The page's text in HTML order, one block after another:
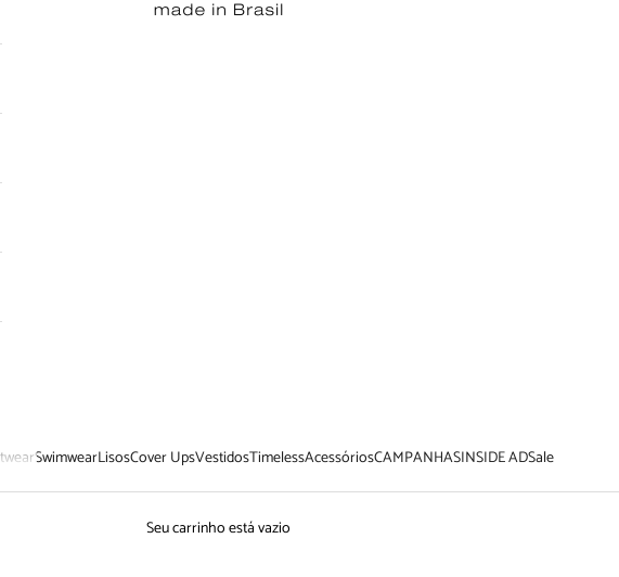
SwimwearLisosCover UpsVestidosTimelessAcessóriosCAMPANHASINSIDE ADSale
Seu carrinho está vazio